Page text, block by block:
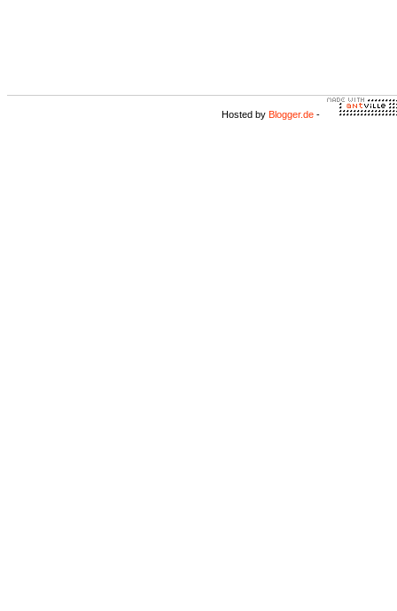
Hosted by Blogger.de -